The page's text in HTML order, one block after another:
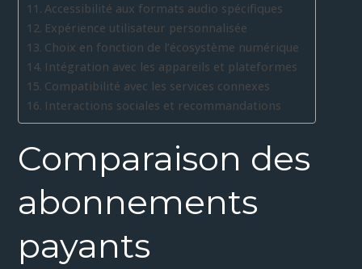
Accessibilité aux formats audio spécifiques
Expérience utilisateur personnalisée
Choix en fonction de l’écosystème numérique
Intégration avec les appareils et plateformes
Compatibilité avec les services connexes
Interactions sociales et recommandations
Comparaison des
abonnements
payants